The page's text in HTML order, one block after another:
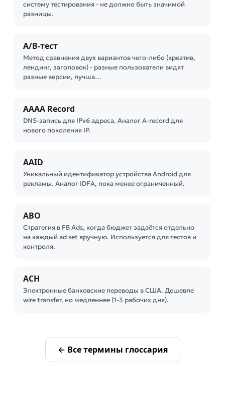
систему тестирования - не должно быть значимой
разницы.
A/B-тест
Метод сравнения двух вариантов чего-либо (креатив,
лендинг, заголовок) - разные пользователи видят
разные версии, лучша…
AAAA Record
DNS-запись для IPv6 адреса. Аналог A-record для
нового поколения IP.
AAID
Уникальный идентификатор устройства Android для
рекламы. Аналог IDFA, пока менее ограниченный.
ABO
Стратегия в FB Ads, когда бюджет задаётся отдельно
на каждый ad set вручную. Используется для тестов и
контроля.
ACH
Электронные банковские переводы в США. Дешевле
wire transfer, но медленнее (1-3 рабочих дня).
← Все термины глоссария